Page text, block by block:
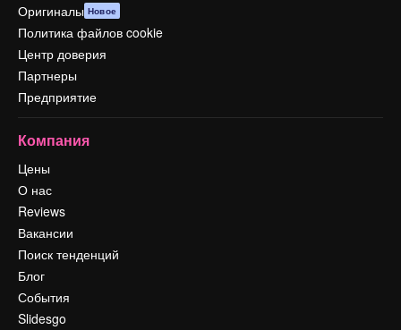
Оригиналы Новое
Политика файлов cookie
Центр доверия
Партнеры
Предприятие
Компания
Цены
О нас
Reviews
Вакансии
Поиск тенденций
Блог
События
Slidesgo